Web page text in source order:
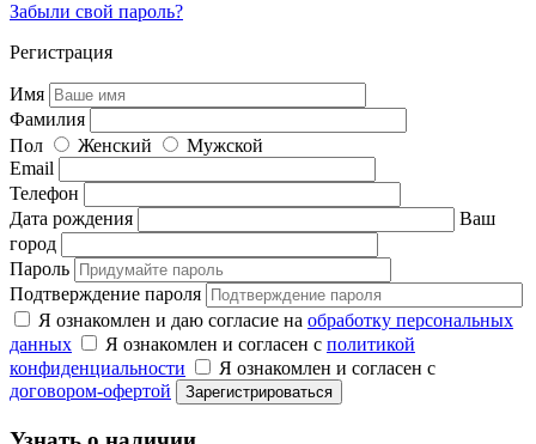
Забыли свой пароль?
Регистрация
Имя
Фамилия
Пол
Женский
Мужской
Email
Телефон
Дата рождения
Ваш
город
Пароль
Подтверждение пароля
Я ознакомлен и даю согласие на обработку персональных
данных
Я ознакомлен и согласен с политикой
конфиденциальности
Я ознакомлен и согласен с
договором-офертой